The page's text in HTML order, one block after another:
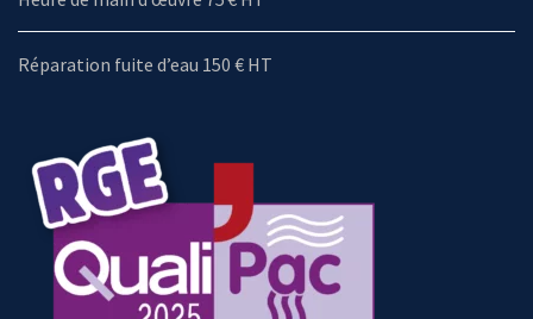
Réparation fuite d’eau 150 € HT